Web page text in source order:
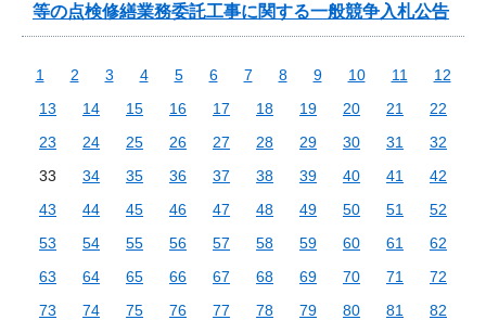
等の点検修繕業務委託工事に関する一般競争入札公告
1 2 3 4 5 6 7 8 9 10 11
12
13
14 15 16 17 18 19 20 21
22
23
24 25 26 27 28 29 30 31
32
33
34 35 36 37 38 39 40 41
42
43
44 45 46 47 48 49 50 51
52
53
54 55 56 57 58 59 60 61
62
63
64 65 66 67 68 69 70 71
72
73
74 75 76 77 78 79 80 81
82